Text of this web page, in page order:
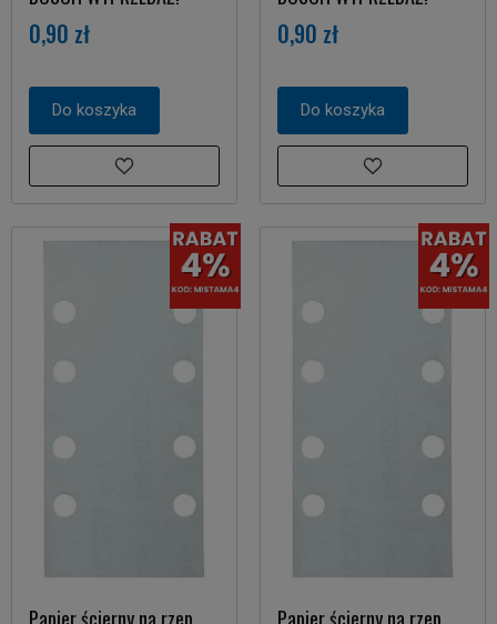
0,90 zł
Do koszyka
0,90 zł
Do koszyka